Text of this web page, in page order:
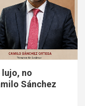
lujo, no
Sánchez